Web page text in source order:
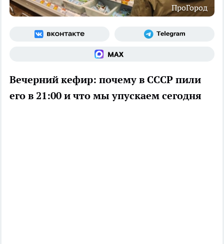
ПроГород
Вечерний кефир: почему в СССР пили
его в 21:00 и что мы упускаем сегодня